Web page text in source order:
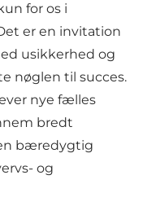
for os i
er en invitation
usikkerhed og
nøglen til succes.
nye fælles
bredt
bæredygtig
og